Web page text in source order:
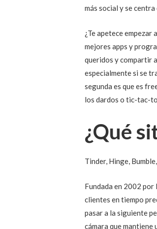
más social y se centra
¿Te apetece
mejores apps y
queridos y compartir
especialmente si se
segunda es que es
los dardos o tic-tac-
¿Qué
Tinder, Hinge,
Fundada en 2002 por
clientes en tiempo
pasar a la siguiente
cámara que